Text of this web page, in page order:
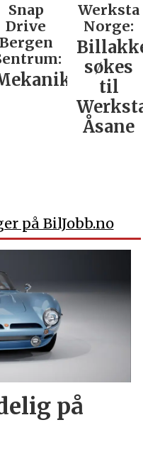
Snap
Drive
Bergen
Werksta
Norge:
søkes
til
Åsane
på BilJobb.no
på